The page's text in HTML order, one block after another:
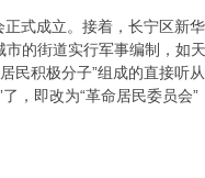
成立。接着，长宁区新华
的街道实行军事编制，如
积极分子”组成的直接听
，即改为“革命居民委员会”